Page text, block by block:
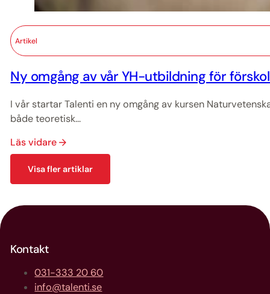
Artikel
Ny omgång av vår YH-utbildning för
I vår startar Talenti en ny omgång av kursen
både teoretisk...
Läs vidare
Visa fler artiklar
Kontakt
031-333 20 60
info@talenti.se